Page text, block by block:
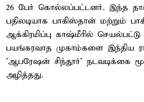
26 பேர் கொல்லப்பட்டனர். இந்த
பதிலடியாக பாகிஸ்தான் மற்றும்
ஆக்கிரமிப்பு காஷ்மீரில்
பயங்கரவாத முகாம்களை இந்திய
'ஆபரேஷன் சிந்தூர்' நடவடிக்கை
அழித்தது.